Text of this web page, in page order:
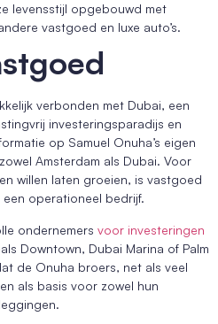
levensstijl opgebouwd met
vastgoed en luxe auto’s.
verbonden met Dubai, een
investeringsparadijs en
op Samuel Onuha’s eigen
Amsterdam als Dubai. Voor
willen laten groeien, is vastgoed
operationeel bedrijf.
ondernemers voor investeringen
Downtown, Dubai Marina of Palm
de Onuha broers, net als veel
als basis voor zowel hun